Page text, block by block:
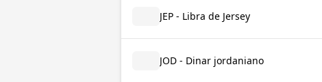
JEP - Libra de Jersey
JOD - Dinar jordaniano